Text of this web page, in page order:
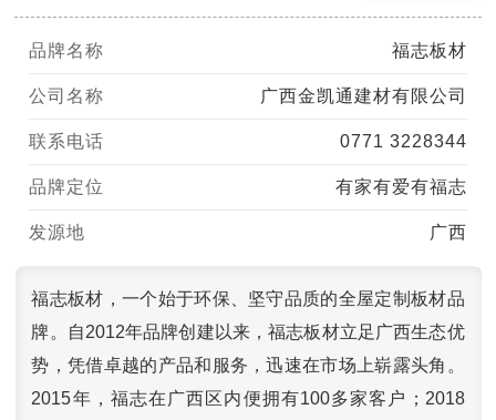
品牌名称 福志板材
公司名称 广西金凯通建材有限公司
联系电话 0771 3228344
品牌定位 有家有爱有福志
发源地 广西
福志板材，一个始于环保、坚守品质的全屋定制板材品
牌。自2012年品牌创建以来，福志板材立足广西生态优
势，凭借卓越的产品和服务，迅速在市场上崭露头角。
2015年，福志在广西区内便拥有100多家客户；2018